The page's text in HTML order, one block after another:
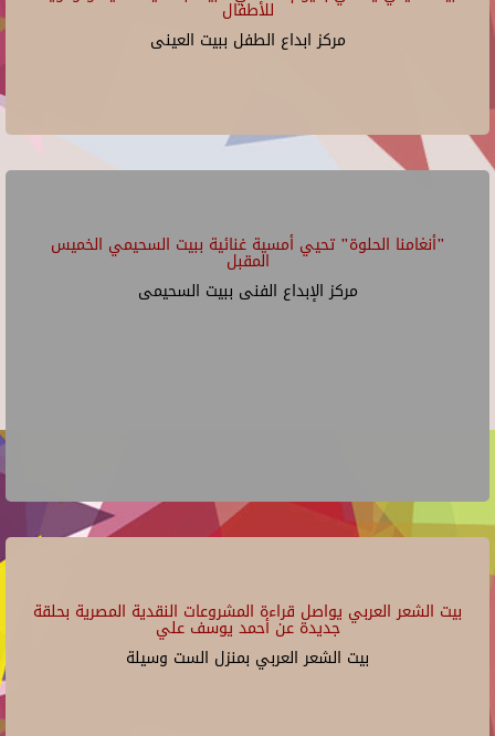
للأطفال
مركز ابداع الطفل ببيت العينى
"أنغامنا الحلوة" تحيي أمسية غنائية ببيت السحيمي الخميس
المقبل
مركز الإبداع الفنى ببيت السحيمى
بيت الشعر العربي يواصل قراءة المشروعات النقدية المصرية بحلقة
جديدة عن أحمد يوسف علي
بيت الشعر العربي بمنزل الست وسيلة